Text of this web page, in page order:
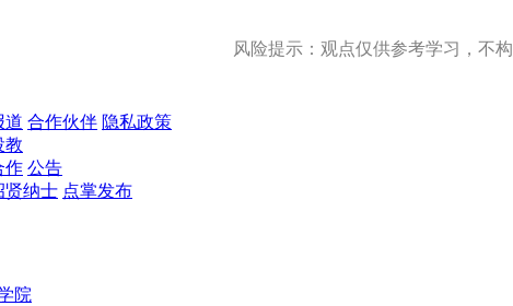
风险提示：观点仅供参考学习，不
道 合作伙伴 隐私政策
教
作 公告
贤纳士 点掌发布
院